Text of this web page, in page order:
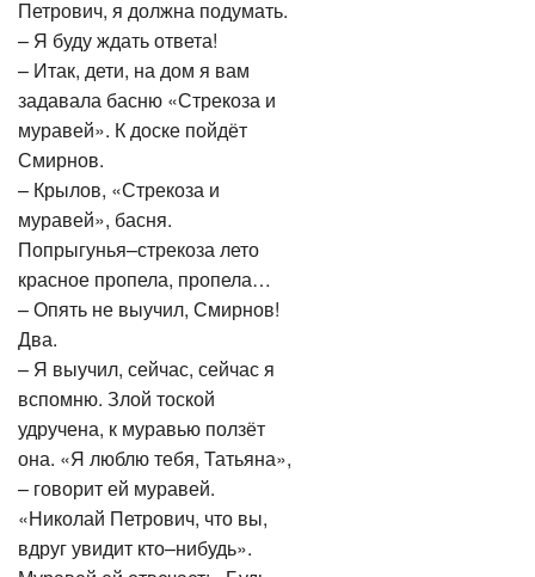
Петрович, я должна подумать.
– Я буду ждать ответа!
– Итак, дети, на дом я вам
задавала басню «Стрекоза и
муравей». К доске пойдёт
Смирнов.
– Крылов, «Стрекоза и
муравей», басня.
Попрыгунья–стрекоза лето
красное пропела, пропела…
– Опять не выучил, Смирнов!
Два.
– Я выучил, сейчас, сейчас я
вспомню. Злой тоской
удручена, к муравью ползёт
она. «Я люблю тебя, Татьяна»,
– говорит ей муравей.
«Николай Петрович, что вы,
вдруг увидит кто–нибудь».